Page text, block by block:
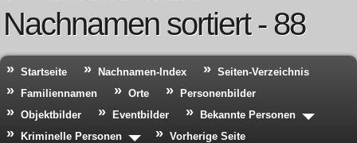
Nachnamen sortiert - 88
Startseite Nachnamen-Index
Seiten-Verzeichnis
Familiennamen
Orte
Personenbilder
Objektbilder
Eventbilder
Bekannte Personen
Kriminelle Personen
Vorherige Seite